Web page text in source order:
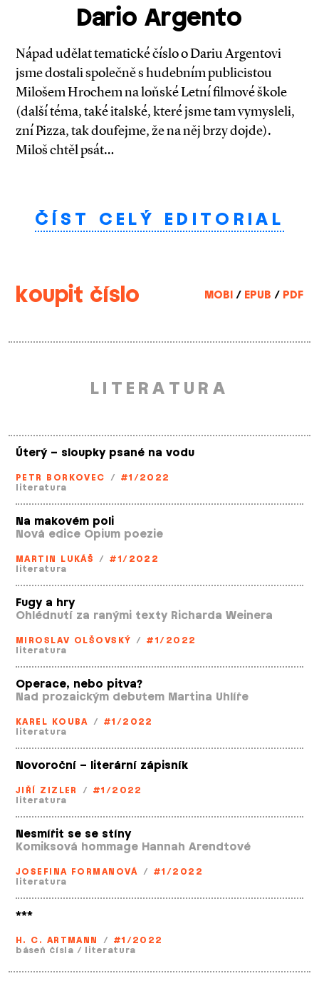
Dario Argento
Nápad udělat tematické číslo o Dariu Argentovi
jsme dostali společně s hudebním publicistou
Milošem Hrochem na loňské Letní filmové škole
(další téma, také italské, které jsme tam vymysleli,
zní Pizza, tak doufejme, že na něj brzy dojde).
Miloš chtěl psát…
ČÍST CELÝ EDITORIAL
koupit číslo MOBI / EPUB / PDF
LITERATURA
Úterý – sloupky psané na vodu
PETR BORKOVEC / #1/2022
literatura
Na makovém poli
Nová edice Opium poezie
MARTIN LUKÁŠ / #1/2022
literatura
Fugy a hry
Ohlédnutí za ranými texty Richarda Weinera
MIROSLAV OLŠOVSKÝ / #1/2022
literatura
Operace, nebo pitva?
Nad prozaickým debutem Martina Uhlíře
KAREL KOUBA / #1/2022
literatura
Novoroční – literární zápisník
JIŘÍ ZIZLER / #1/2022
literatura
Nesmířit se se stíny
Komiksová hommage Hannah Arendtové
JOSEFINA FORMANOVÁ / #1/2022
literatura
***
H. C. ARTMANN / #1/2022
báseň čísla / literatura